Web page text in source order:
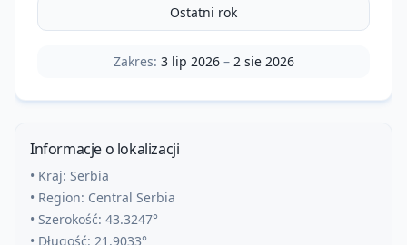
Ostatni rok
Zakres: 3 lip 2026– 2 sie 2026
Informacje o lokalizacji
• Kraj: Serbia
• Region: Central Serbia
• Szerokość: 43.3247°
• Długość: 21.9033°